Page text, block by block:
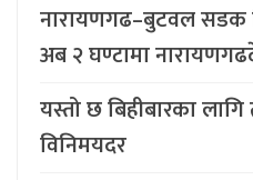
नारायणगढ–बुटवल सडक
अब २ घण्टामा
यस्तो छ बिहीबारका
विनिमयदर